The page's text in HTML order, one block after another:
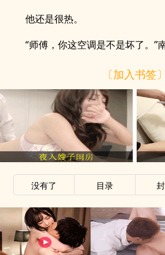
他还是很热。
“师傅，你这空调是不是坏了。”
〔加入书签〕
没有了 目录